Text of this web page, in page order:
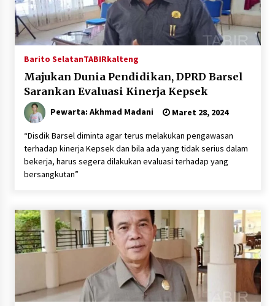
Barito SelatanTABIRkalteng
Majukan Dunia Pendidikan, DPRD Barsel
Sarankan Evaluasi Kinerja Kepsek
Pewarta: Akhmad Madani Maret 28, 2024
“Disdik Barsel diminta agar terus melakukan pengawasan
terhadap kinerja Kepsek dan bila ada yang tidak serius dalam
bekerja, harus segera dilakukan evaluasi terhadap yang
bersangkutan”